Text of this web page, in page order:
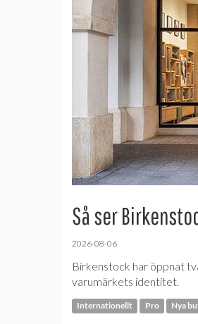
Så ser
2026-08-06
Birkenstock har öppnat
varumärkets identitet.
Internationellt Pro Nya